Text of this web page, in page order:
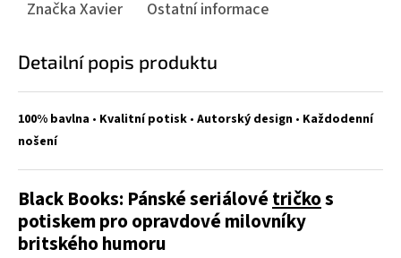
ZnačkaXavier Ostatní informace
Detailní popis produktu
100% bavlna • Kvalitní potisk • Autorský design • Každodenní
nošení
Black Books: Pánské seriálovétričkos
potiskem pro opravdové milovníky
britského humoru